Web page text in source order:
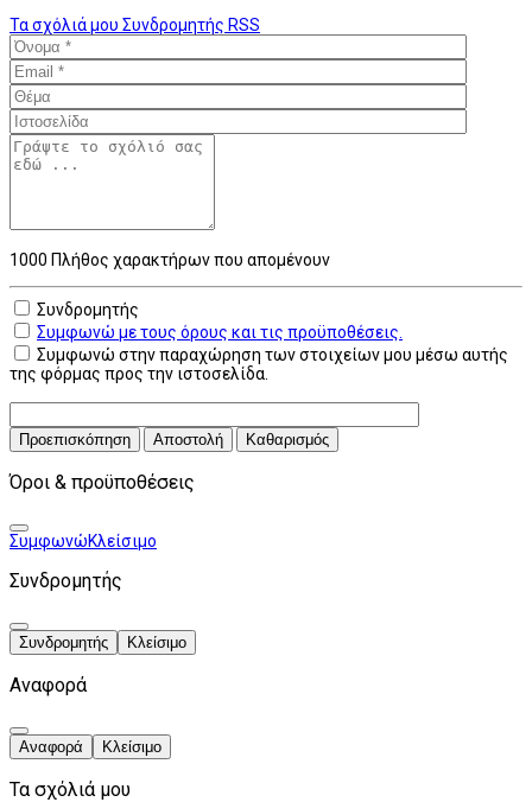
Τα σχόλιά μου Συνδρομητής RSS
1000 Πλήθος χαρακτήρων που απομένουν
Συνδρομητής
Συμφωνώ με τους όρους και τις προϋποθέσεις.
Συμφωνώ στην παραχώρηση των στοιχείων μου μέσω αυτής
της φόρμας προς την ιστοσελίδα.
Προεπισκόπηση Αποστολή Καθαρισμός
Όροι & προϋποθέσεις
ΣυμφωνώΚλείσιμο
Συνδρομητής
Συνδρομητής Κλείσιμο
Αναφορά
Αναφορά Κλείσιμο
Τα σχόλιά μου